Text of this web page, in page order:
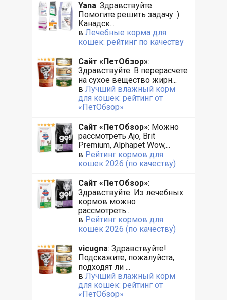
Yana: Здравствуйте.
Помогите решить задачу :)
Канадск...
в Лечебные корма для
кошек: рейтинг по качеству
Сайт «ПетОбзор»:
Здравствуйте. В перерасчете
на сухое вещество жирн...
в Лучший влажный корм
для кошек: рейтинг от
«ПетОбзор»
Сайт «ПетОбзор»: Можно
рассмотреть Ajo, Brit
Premium, Alphapet Wow,...
в Рейтинг кормов для
кошек 2026 (по качеству)
Сайт «ПетОбзор»:
Здравствуйте. Из лечебных
кормов можно
рассмотреть...
в Рейтинг кормов для
кошек 2026 (по качеству)
vicugna: Здравствуйте!
Подскажите, пожалуйста,
подходят ли ...
в Лучший влажный корм
для кошек: рейтинг от
«ПетОбзор»